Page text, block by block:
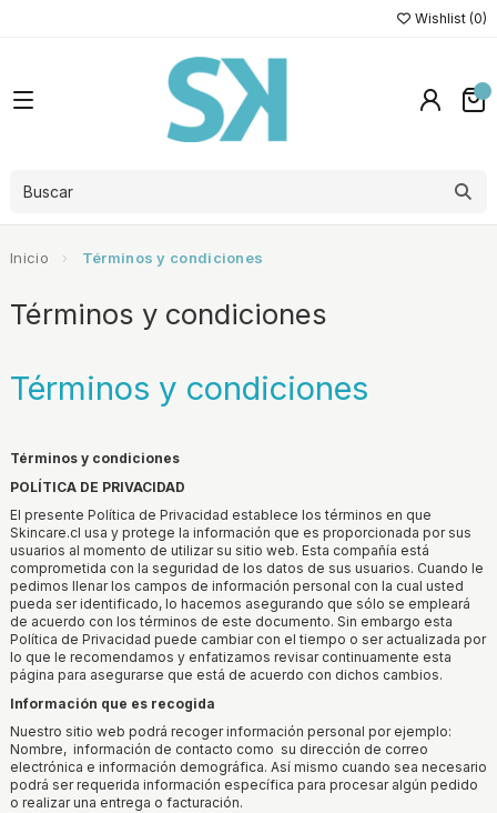
Wishlist (0)
Inicio Términos y condiciones
Términos y condiciones
Términos y condiciones
Términos y condiciones
POLÍTICA DE PRIVACIDAD
El presente Política de Privacidad establece los términos en que
Skincare.cl usa y protege la información que es proporcionada por sus
usuarios al momento de utilizar su sitio web. Esta compañía está
comprometida con la seguridad de los datos de sus usuarios. Cuando le
pedimos llenar los campos de información personal con la cual usted
pueda ser identificado, lo hacemos asegurando que sólo se empleará
de acuerdo con los términos de este documento. Sin embargo esta
Política de Privacidad puede cambiar con el tiempo o ser actualizada por
lo que le recomendamos y enfatizamos revisar continuamente esta
página para asegurarse que está de acuerdo con dichos cambios.
Información que es recogida
Nuestro sitio web podrá recoger información personal por ejemplo:
Nombre, información de contacto como su dirección de correo
electrónica e información demográfica. Así mismo cuando sea necesario
podrá ser requerida información específica para procesar algún pedido
o realizar una entrega o facturación.